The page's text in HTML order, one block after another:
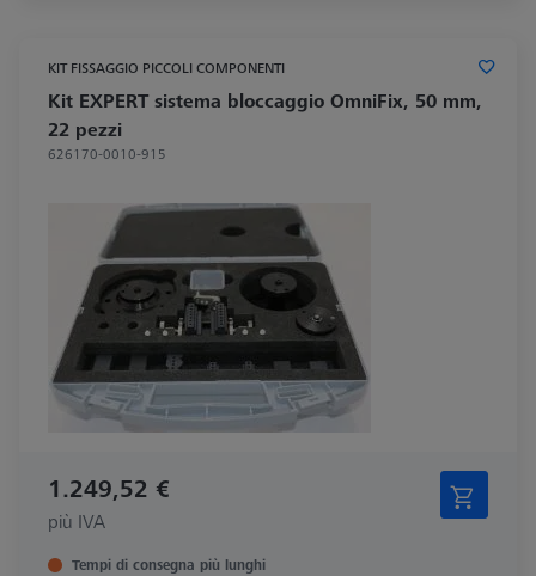
KIT FISSAGGIO PICCOLI COMPONENTI
Kit EXPERT sistema bloccaggio OmniFix, 50 mm,
22 pezzi
626170-0010-915
1.249,52 €
più IVA
Tempi di consegna più lunghi